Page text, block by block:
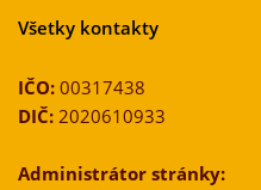
Všetky kontakty
IČO: 00317438
DIČ: 2020610933
Administrátor stránky: